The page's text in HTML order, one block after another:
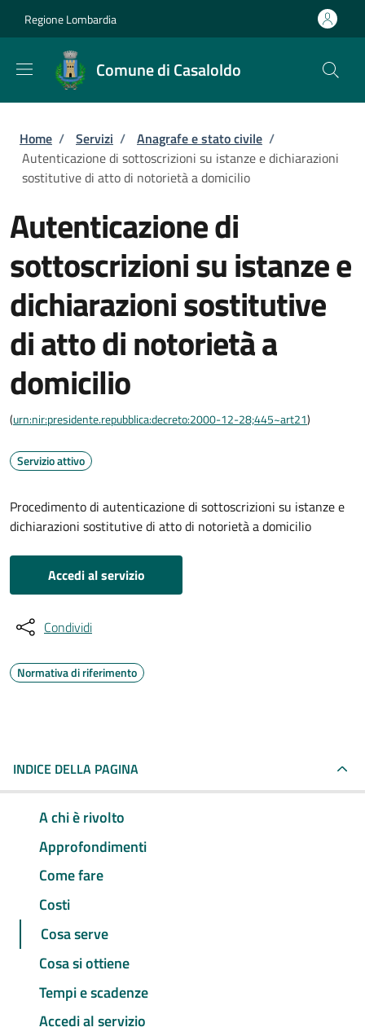
Regione Lombardia
Comune di Casaloldo
Briciole di pane
Home / Servizi / Anagrafe e stato civile /
Autenticazione di sottoscrizioni su istanze e dichiarazioni
sostitutive di atto di notorietà a domicilio
Autenticazione di
sottoscrizioni su istanze e
dichiarazioni sostitutive
di atto di notorietà a
domicilio
(urn:nir:presidente.repubblica:decreto:2000-12-28;445~art21)
Servizio attivo
Procedimento di autenticazione di sottoscrizioni su istanze e
dichiarazioni sostitutive di atto di notorietà a domicilio
Accedi al servizio
Condividi
Normativa di riferimento
INDICE DELLA PAGINA
A chi è rivolto
Approfondimenti
Come fare
Costi
Cosa serve
Cosa si ottiene
Tempi e scadenze
Accedi al servizio